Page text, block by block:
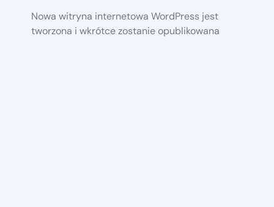
Nowa witryna internetowa WordPress jest
tworzona i wkrótce zostanie opublikowana